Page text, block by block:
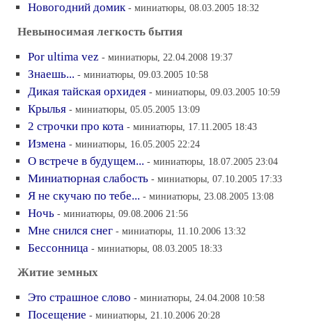
Новогодний домик - миниатюры, 08.03.2005 18:32
Невыносимая легкость бытия
Por ultima vez - миниатюры, 22.04.2008 19:37
Знаешь... - миниатюры, 09.03.2005 10:58
Дикая тайская орхидея - миниатюры, 09.03.2005 10:59
Крылья - миниатюры, 05.05.2005 13:09
2 строчки про кота - миниатюры, 17.11.2005 18:43
Измена - миниатюры, 16.05.2005 22:24
О встрече в будущем... - миниатюры, 18.07.2005 23:04
Миниатюрная слабость - миниатюры, 07.10.2005 17:33
Я не скучаю по тебе... - миниатюры, 23.08.2005 13:08
Ночь - миниатюры, 09.08.2006 21:56
Мне снился снег - миниатюры, 11.10.2006 13:32
Бессонница - миниатюры, 08.03.2005 18:33
Житие земных
Это страшное слово - миниатюры, 24.04.2008 10:58
Посещение - миниатюры, 21.10.2006 20:28